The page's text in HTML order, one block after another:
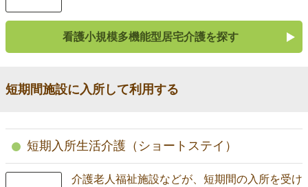
看護小規模多機能型居宅介護を探す
短期間施設に入所して利用する
短期入所生活介護（ショートステイ）
介護老人福祉施設などが、短期間の入所を受け